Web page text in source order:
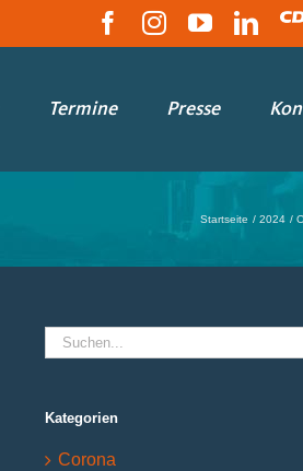
Facebook
Instagram
YouTube
Termine Presse
Startseite 2024
Suche
nach:
Kategorien
Corona